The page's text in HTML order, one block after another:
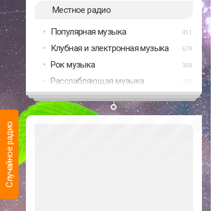
Случайное радио
Местное радио
Популярная музыка 411
Клубная и электронная музыка 679
Рок музыка 334
Расслабляющая музыка